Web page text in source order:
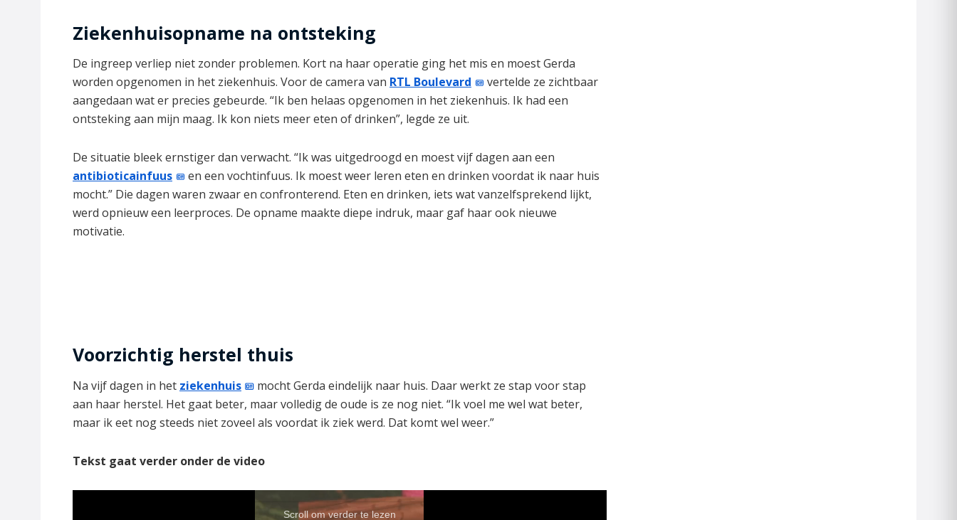
Ziekenhuisopname na ontsteking
De ingreep verliep niet zonder problemen. Kort na haar operatie ging het mis en moest Gerda
worden opgenomen in het ziekenhuis. Voor de camera van RTL Boulevard
vertelde ze zichtbaar
aangedaan wat er precies gebeurde. “Ik ben helaas opgenomen in het ziekenhuis. Ik had een
ontsteking aan mijn maag. Ik kon niets meer eten of drinken”, legde ze uit.
De situatie bleek ernstiger dan verwacht. “Ik was uitgedroogd en moest vijf dagen aan een
antibioticainfuus
en een vochtinfuus. Ik moest weer leren eten en drinken voordat ik naar huis
mocht.” Die dagen waren zwaar en confronterend. Eten en drinken, iets wat vanzelfsprekend lijkt,
werd opnieuw een leerproces. De opname maakte diepe indruk, maar gaf haar ook nieuwe
motivatie.
Voorzichtig herstel thuis
Na vijf dagen in het ziekenhuis
mocht Gerda eindelijk naar huis. Daar werkt ze stap voor stap
aan haar herstel. Het gaat beter, maar volledig de oude is ze nog niet. “Ik voel me wel wat beter,
maar ik eet nog steeds niet zoveel als voordat ik ziek werd. Dat komt wel weer.”
Tekst gaat verder onder de video
Scroll om verder te lezen